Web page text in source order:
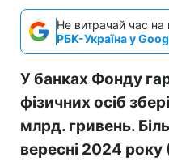
Не витрачай час на
РБК-Україна у
У банках Фонду
фізичних осіб
млрд. гривень.
вересні 2024